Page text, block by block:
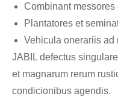
Combinant
Plantatores et
Vehicula onerariis ad
JABIL defectus
et magnarum rerum
condicionibus agendis.